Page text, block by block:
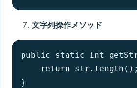
文字列操作メソッド
public static int
    return str.length();
}